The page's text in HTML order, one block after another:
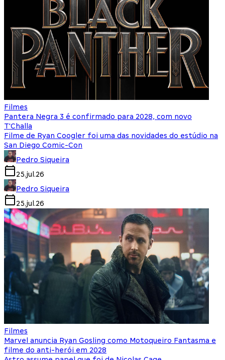
Filmes
Pantera Negra 3 é confirmado para 2028, com novo
T'Challa
Filme de Ryan Coogler foi uma das novidades do estúdio na
San Diego Comic-Con
Pedro Siqueira
25.jul.26
Pedro Siqueira
25.jul.26
Filmes
Marvel anuncia Ryan Gosling como Motoqueiro Fantasma e
filme do anti-herói em 2028